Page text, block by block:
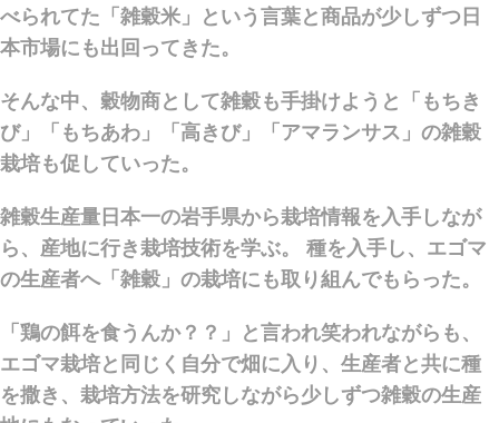
べられてた「雑穀米」という言葉と商品が少しずつ日
本市場にも出回ってきた。
そんな中、穀物商として雑穀も手掛けようと「もちき
び」「もちあわ」「高きび」「アマランサス」の雑穀
栽培も促していった。
雑穀生産量日本一の岩手県から栽培情報を入手しなが
ら、産地に行き栽培技術を学ぶ。 種を入手し、エゴマ
の生産者へ「雑穀」の栽培にも取り組んでもらった。
「鶏の餌を食うんか？？」と言われ笑われながらも、
エゴマ栽培と同じく自分で畑に入り、生産者と共に種
を撒き、栽培方法を研究しながら少しずつ雑穀の生産